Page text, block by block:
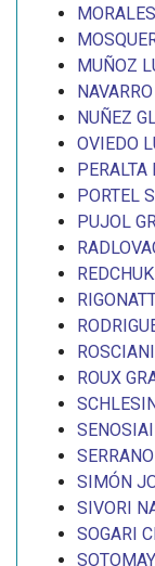
MUÑOZ
NUÑEZ
OVIEDO
PORTEL
PUJOL
ROUX
SIMÓN
SIVORI
SOGARI